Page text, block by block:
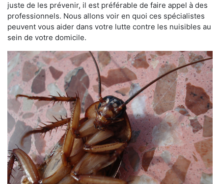
juste de les prévenir, il est préférable de faire appel à des
professionnels. Nous allons voir en quoi ces spécialistes
peuvent vous aider dans votre lutte contre les nuisibles au
sein de votre domicile.